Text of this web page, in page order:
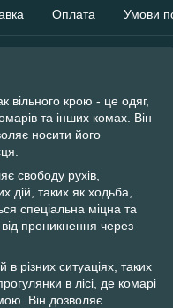
Оплата Умови
вільного крою - це одяг,
та інших комах. Він
носити його
свободу рухів,
дій, таких як ходьба,
спеціальна міцна та
проникнення через
різних ситуаціях, таких
в лісі, де комарі
Він дозволяє